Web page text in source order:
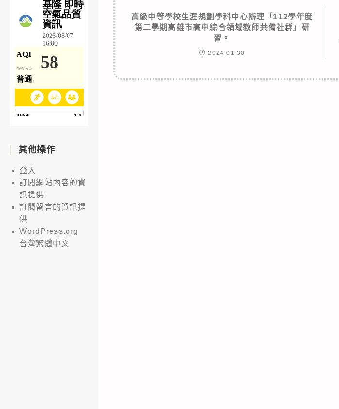
高級中等學校生涯規劃學科中心辦理「112學年度
第二學期高雄市高中綜合領域教師共備社群」研
習。
2024-01-30
其他操作
登入
訂閱網站內容的資
訊提供
訂閱留言的資訊提
供
WordPress.org
台灣繁體中文